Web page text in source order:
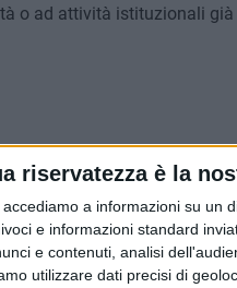
riservatezza è la
a informazioni su un
e informazioni standard
e contenuti, analisi
utilizzare dati precisi di
o ad attività istituzionali già
6 AGOSTO 2026
Japigia, ma i bossoli non si
trovano